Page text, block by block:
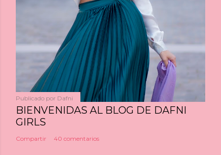
Publicado por Dafni
BIENVENIDAS AL BLOG DE DAFNI
GIRLS
Compartir 40 comentarios